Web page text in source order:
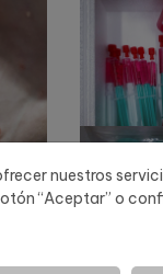
nuestros
“Aceptar” o